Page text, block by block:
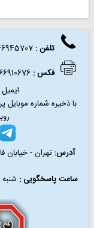
تلفن :
فکس:
با ذخیره شماره
آدرس:
ساعت پاسخگویی :